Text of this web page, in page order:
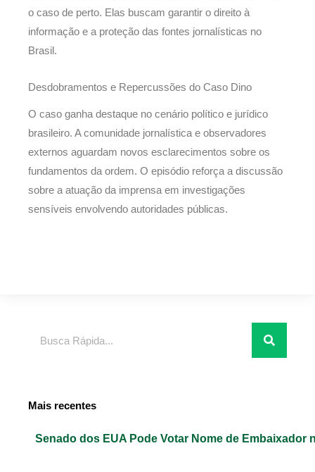
o caso de perto. Elas buscam garantir o direito à
informação e a proteção das fontes jornalísticas no
Brasil.
Desdobramentos e Repercussões do Caso Dino
O caso ganha destaque no cenário político e jurídico
brasileiro. A comunidade jornalística e observadores
externos aguardam novos esclarecimentos sobre os
fundamentos da ordem. O episódio reforça a discussão
sobre a atuação da imprensa em investigações
sensíveis envolvendo autoridades públicas.
Mais recentes
Senado dos EUA Pode Votar Nome de Embaixador